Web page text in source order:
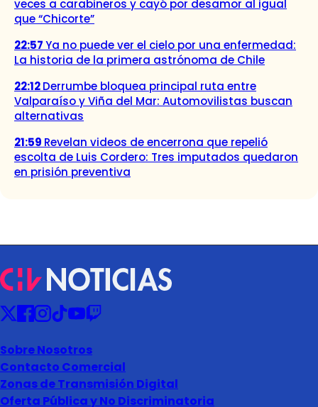
veces a carabineros y cayó por desamor al igual
que “Chicorte”
22:57Ya no puede ver el cielo por una enfermedad:
La historia de la primera astrónoma de Chile
22:12Derrumbe bloquea principal ruta entre
Valparaíso y Viña del Mar: Automovilistas buscan
alternativas
21:59 Revelan videos de encerrona que repelió
escolta de Luis Cordero: Tres imputados quedaron
en prisión preventiva
Sobre Nosotros
Contacto Comercial
Zonas de Transmisión Digital
Oferta Pública y No Discriminatoria